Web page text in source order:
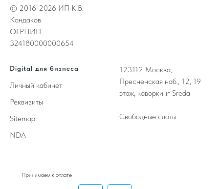
© 2016-2026 ИП К.В.
Кондаков
ОГРНИП
324180000000654
Digital для бизнеса
Личный кабинет
Реквизиты
Sitemap
NDA
123112 Москва,
Пресненская наб., 12, 19
этаж, коворкинг Sreda
Свободные слоты
Принимаем к оплате